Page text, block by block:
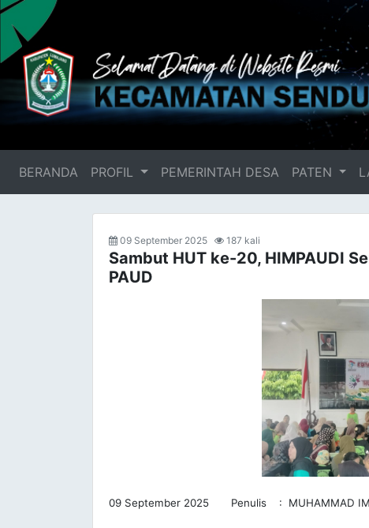
BERANDA (current)
PROFIL PEMERINTAH DESA PATEN
09 September 2025 187 kali
Sambut HUT ke-20, HIMPAUDI
PAUD
09 September 2025 Penulis : MUHAMMAD